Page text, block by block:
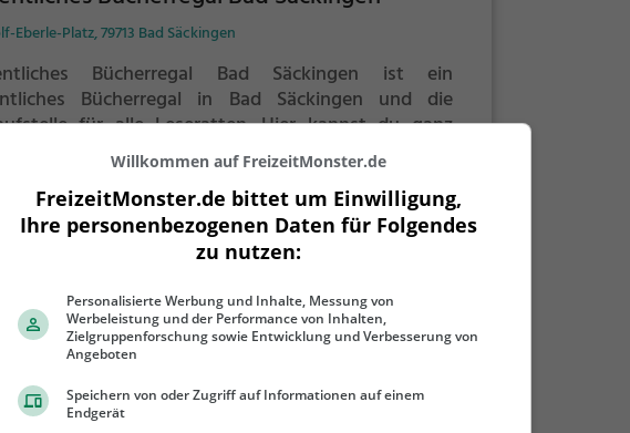
Eberle-Platz, 79713 Bad Säckingen
Bücherregal Bad Säckingen ist ein
Bücherregal in Bad Säckingen und die
für alle Leseratten. Hier kannst du ganz
und unverbindlich Bücher mitnehmen, ausleihen
deine eigenen alten Bücher abgeben.
Mehr erfahren
Bücherregal Bad Säckingen
Beschreibung verfügbar.
Willkommen auf FreizeitMonster.de
FreizeitMonster.de bittet um Einwilligung,
Ihre personenbezogenen Daten für Folgendes
zu nutzen:
Personalisierte Werbung und Inhalte, Messung von
Werbeleistung und der Performance von Inhalten,
Zielgruppenforschung sowie Entwicklung und Verbesserung von
Angeboten
Speichern von oder Zugriff auf Informationen auf einem
Endgerät